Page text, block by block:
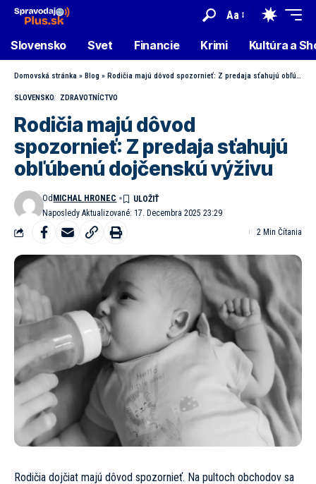
Aa
Slovensko Svet Financie Krimi Kultúra a
Domovská stránka » Blog » Rodičia majú dôvod spozornieť: Z predaja sťahujú obľúbenú dojčenskú výživu
SLOVENSKO ZDRAVOTNÍCTVO
Rodičia majú dôvod
spozornieť: Z predaja sťahujú
obľúbenú dojčenskú výživu
Naposledy Aktualizované: 17. Decembra 2025 23:29
Od MICHAL HRONEC
2 Min Čítania
Rodičia dojčiat majú dôvod spozornieť. Na pultoch obchodov sa